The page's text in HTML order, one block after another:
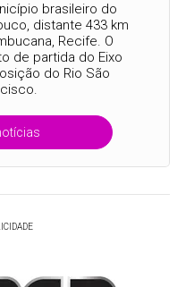
brasileiro do
distante 433 km
Recife. O
de partida do Eixo
do Rio São